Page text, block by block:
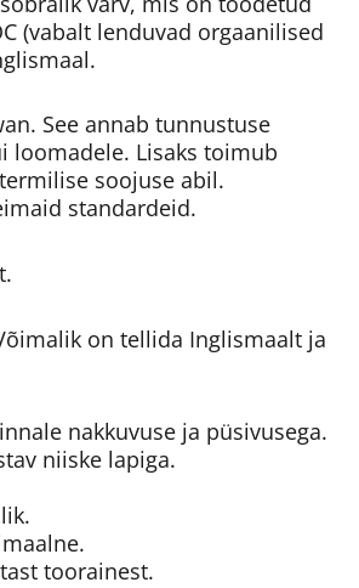
(vabalt lenduvad orgaanilised
See annab tunnustuse
loomadele. Lisaks toimub
soojuse abil.
standardeid.
on tellida Inglismaalt ja
nakkuvuse ja püsivusega.
niiske lapiga.
toorainest.